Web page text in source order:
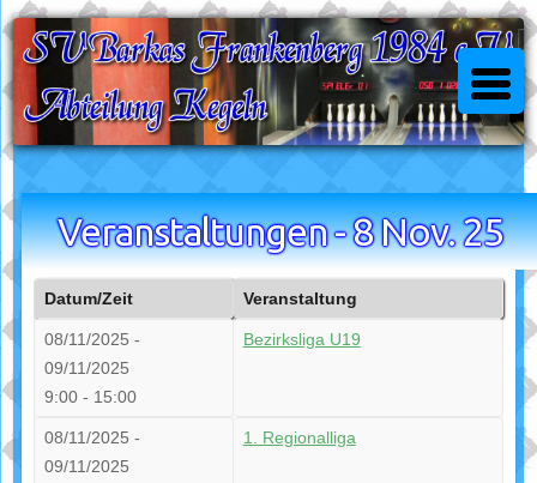
Skip
content
Veranstaltungen - 8 Nov. 25
Datum/Zeit Veranstaltung
08/11/2025 -
09/11/2025
9:00 - 15:00
Bezirksliga U19
08/11/2025 -
09/11/2025
1. Regionalliga